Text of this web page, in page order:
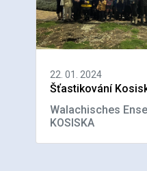
22. 01. 2024
Šťastikování
Walachisches
KOSISKA